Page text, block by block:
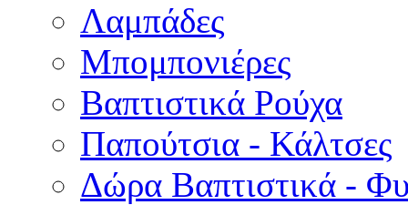
Λαμπάδες
Μπομπονιέρες
Βαπτιστικά Ρούχα
Παπούτσια - Κάλτσες
Δώρα Βαπτιστικά -